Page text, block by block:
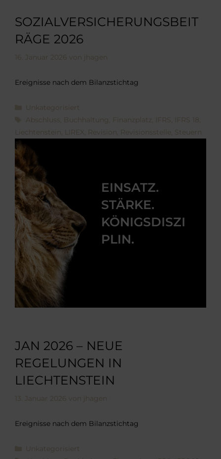
SOZIALVERSICHERUNGSBEIT
RÄGE 2026
16. Januar 2026 von jhagen
Ereignisse nach dem Bilanzstichtag
Kategorien
Unkategorisiert
Schlagwörter
Abschluss , Buchhaltung, Finanzplatz, IFRS, IFRS 18,
Liechtenstein, LIREX, Revision, Revisionsstelle, Steuern
EINSATZ.
STÄRKE.
KÖNIGSDISZI
PLIN.
JAN 2026 – NEUE
REGELUNGEN IN
LIECHTENSTEIN
13. Januar 2026 von jhagen
Ereignisse nach dem Bilanzstichtag
Kategorien
Unkategorisiert